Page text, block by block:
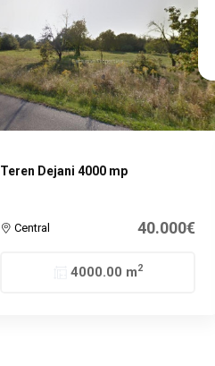
Teren Dejani 4000 mp
Central 40.000€
4000.00 m2